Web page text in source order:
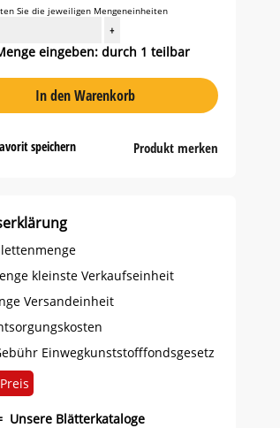
Sie die jeweiligen Mengeneinheiten
+
eingeben: durch 1 teilbar
In den Warenkorb
speichern
PlatzhalterProdukt merken
kleinste Verkaufseinheit
Versandeinheit
Einwegkunststofffondsgesetz
Unsere Blätterkataloge